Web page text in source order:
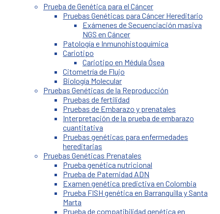
Prueba de Genética para el Cáncer
Pruebas Genéticas para Cáncer Hereditario
Exámenes de Secuenciación masiva
NGS en Cáncer
Patología e Inmunohistoquímica
Cariotipo
Cariotipo en Médula Ósea
Citometría de Flujo
Biología Molecular
Pruebas Genéticas de la Reproducción
Pruebas de fertilidad
Pruebas de Embarazo y prenatales
Interpretación de la prueba de embarazo
cuantitativa
Pruebas genéticas para enfermedades
hereditarias
Pruebas Genéticas Prenatales
Prueba genética nutricional
Prueba de Paternidad ADN
Examen genética predictiva en Colombia
Prueba FISH genética en Barranquilla y Santa
Marta
Prueba de compatibilidad genética en